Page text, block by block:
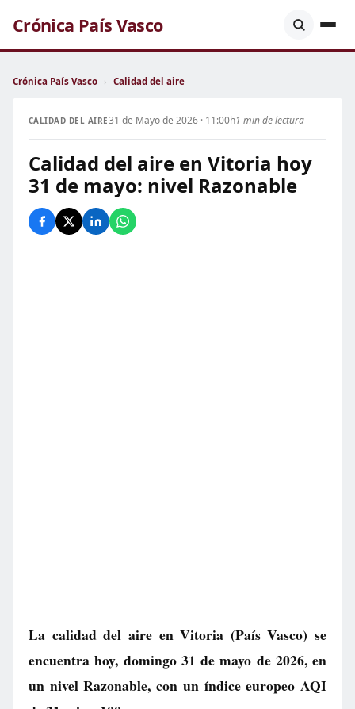
Crónica País Vasco
Crónica País Vasco › Calidad del aire
CALIDAD DEL AIRE31 de Mayo de 2026 · 11:00h1 min de lectura
Calidad del aire en Vitoria hoy
31 de mayo: nivel Razonable
La calidad del aire enVitoria (País Vasco) se
encuentra hoy, domingo 31 de mayo de 2026, en
un nivelRazonable, con un índice europeo AQI